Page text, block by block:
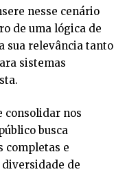
nesse cenário
de uma lógica de
sua relevância tanto
sistemas
consolidar nos
busca
completas e
de